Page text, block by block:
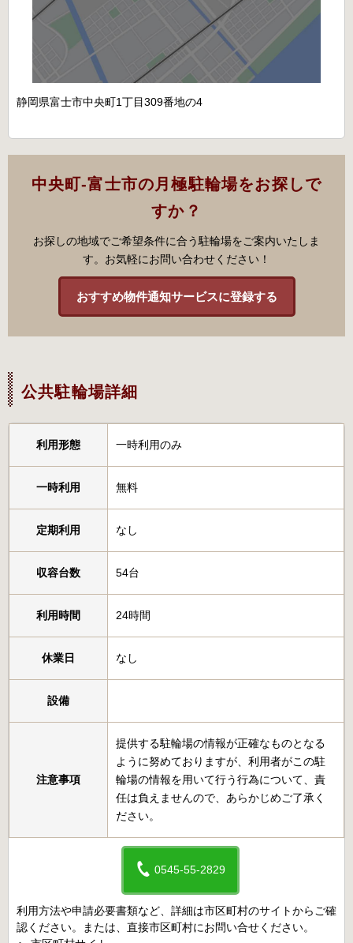
静岡県富士市中央町1丁目309番地の4
中央町-富士市の月極駐輪場をお探しで
すか？
お探しの地域でご希望条件に合う駐輪場をご案内いたしま
す。お気軽にお問い合わせください！
おすすめ物件通知サービスに登録する
公共駐輪場詳細
利用形態 一時利用のみ
一時利用 無料
定期利用 なし
収容台数 54台
利用時間 24時間
休業日 なし
設備
注意事項
提供する駐輪場の情報が正確なものとなる
ように努めておりますが、利用者がこの駐
輪場の情報を用いて行う行為について、責
任は負えませんので、あらかじめご了承く
ださい。
0545-55-2829
利用方法や申請必要書類など、詳細は市区町村のサイトからご確
認ください。または、直接市区町村にお問い合せください。